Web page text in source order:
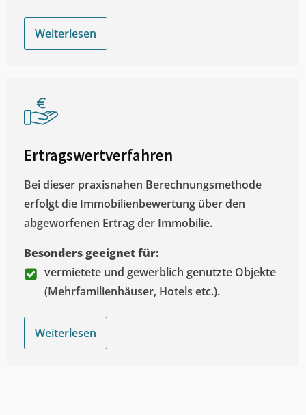
Weiterlesen
Ertragswertverfahren
Bei dieser praxisnahen Berechnungsmethode
erfolgt die Immobilienbewertung über den
abgeworfenen Ertrag der Immobilie.
Besonders geeignet für:
vermietete und gewerblich genutzte Objekte
(Mehrfamilienhäuser, Hotels etc.).
Weiterlesen